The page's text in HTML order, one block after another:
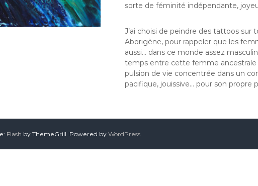
sorte de féminité indépendante,
J’ai choisi de peindre des tattoos sur
Aborigène, pour rappeler que les
aussi… dans ce monde assez
temps entre cette femme
pulsion de vie concentrée dans un
pacifique, jouissive… pour son propre
Flash by ThemeGrill. Powered by WordPress